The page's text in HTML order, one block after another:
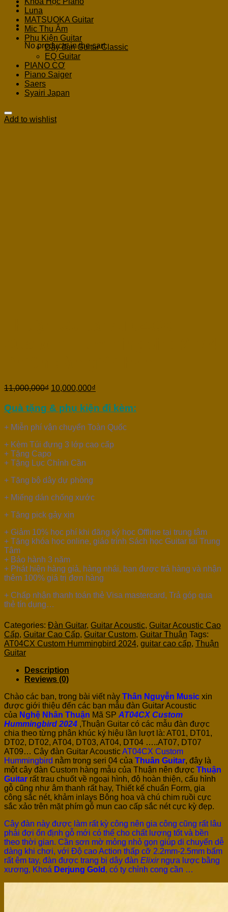
Cart
No products in the cart.
Luna
MATSUOKA Guitar
Mic Thu Âm
Phụ Kiện Guitar
Dây đàn Guitar Classic
EQ Guitar
PIANO CƠ
Piano Saiger
Saers
Syairi Japan
Add to wishlist
11,000,000₫ 10,000,000₫
Quà tặng & phụ kiện đi kèm:
+ Miễn phí vận chuyển Toàn Quốc
+ Kèm Túi đựng 3 lớp cao cấp
+ Tặng Capo
+ Tặng Lục Chỉnh Cần
+ Tặng bộ dây dự phòng
+ Miếng dán chống xước
+ Tặng pick gảy xịn
+ Giảm 10% học phí khi đăng ký học Offline tại trung tâm
+ Tặng khóa học online, giáo trình Sách học Guitar tại Trung
Tâm
+ Bảo hành 3 năm
+ Phát hiện hàng giả, hàng nhái, bạn được trả hàng và nhận
thêm 100% giá trị đơn hàng
+ Chấp nhận thanh toán thẻ Visa mastercard, Trả góp qua
thẻ tín dụng…
Categories: Đàn Guitar, Guitar Acoustic, Guitar Acoustic Cao
Cấp, Guitar Cao Cấp, Guitar Custom, Guitar Thuận Tags:
AT04CX Custom Hummingbird 2024, guitar cao cấp, Thuận
Guitar
Description
Reviews (0)
Chào các bạn, trong bài viết này Thân Nguyễn Music xin
được giới thiệu đến các bạn mẫu đàn Guitar Acoustic
của Nghệ Nhân Thuận Mã SP AT04CX Custom
Hummingbird 2024 ,Thuận Guitar có các mẫu đàn được
chia theo từng phân khúc ký hiệu lần lượt là: AT01, DT01,
DT02, DT02, AT04, DT03, AT04, DT04 …..AT07, DT07
AT09… Cây đàn Guitar AcousticAT04CX Custom
Hummingbird nằm trong seri 04 của Thuân Guitar, đây là
một cây đàn Custom hàng mẫu của Thuận nên được Thuận
Guitar rất trau chuốt về ngoại hình, độ hoàn thiện, cấu hình
gỗ cũng như âm thanh rất hay, Thiết kế chuẩn Form, gia
công sắc nét, khảm inlays Bông hoa và chú chim ruồi cực
sắc xảo trên mặt phím gỗ mun cao cấp sắc nét cực kỳ đẹp.
Cây đàn này được làm rất kỳ công nên gia công cũng rất lâu
phải đợi ổn định gỗ mới có thể cho chất lượng tốt và bền
theo thời gian. Cần sơn mờ mỏng nhỏ gọn giúp di chuyển dễ
dàng khi chơi, với Độ cao Action thấp cỡ 2.2mm-2.5mm bấm
rất êm tay, đàn được trang bị dây đàn Elixirngựa lược bằng
xương, Khoá Derjung Gold , có ty chỉnh cong cần …